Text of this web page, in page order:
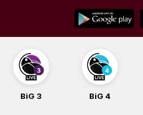
content
BiG 3 BiG 4